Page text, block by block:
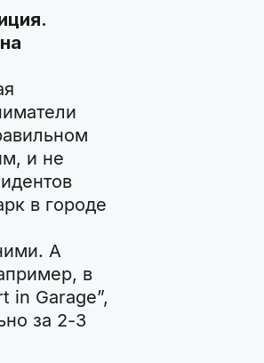
и не
в городе
А
в
in Garage”,
за 2-3